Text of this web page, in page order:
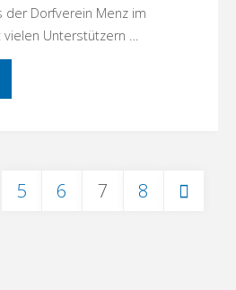
der Dorfverein Menz im
Unterstützern …
5 6 7 8